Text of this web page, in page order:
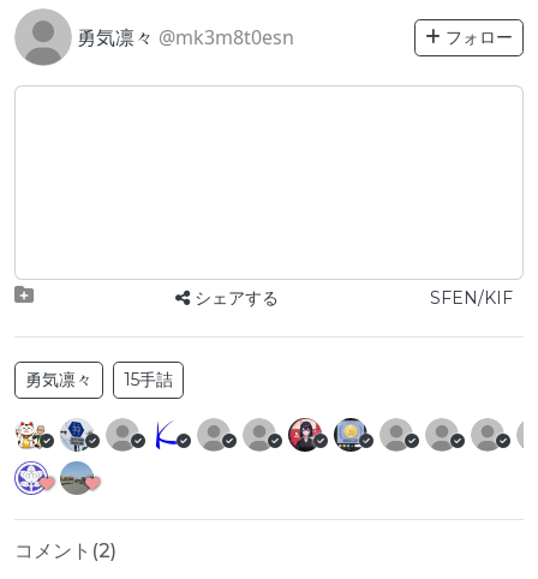
勇気凛々 @mk3m8t0esn フォロー
シェアする SFEN/KIF
勇気凛々 15手詰
コメント(2)